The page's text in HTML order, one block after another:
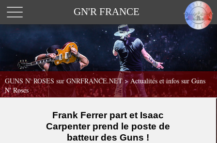
GN'R FRANCE
GUNS N' ROSES sur GNRFRANCE.NET>Actualités et infos sur Guns
N' Roses
Frank Ferrer part et Isaac
Carpenter prend le poste de
batteur des Guns !